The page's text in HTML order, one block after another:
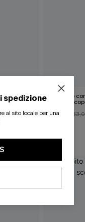
con
a foglie
Mini abito
schiena
26,00 €
spedizione
al sito locale per una